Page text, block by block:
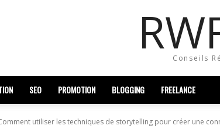
Conseils
SEO PROMOTION BLOGGING FREELANCE
utiliser les techniques de storytelling pour créer une